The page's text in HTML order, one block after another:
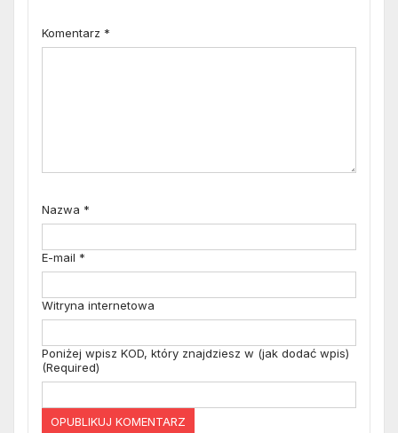
Komentarz *
Nazwa *
E-mail *
Witryna internetowa
Poniżej wpisz KOD, który znajdziesz w (jak dodać wpis)
(Required)